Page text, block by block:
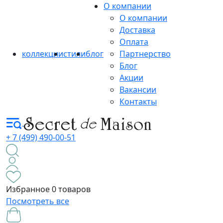
коллекциистилиблог
О компании
О компании
Доставка
Оплата
Партнерство
Блог
Акции
Вакансии
Контакты
+ 7 (499) 490-00-51
Избранное0 товаров
Посмотреть все